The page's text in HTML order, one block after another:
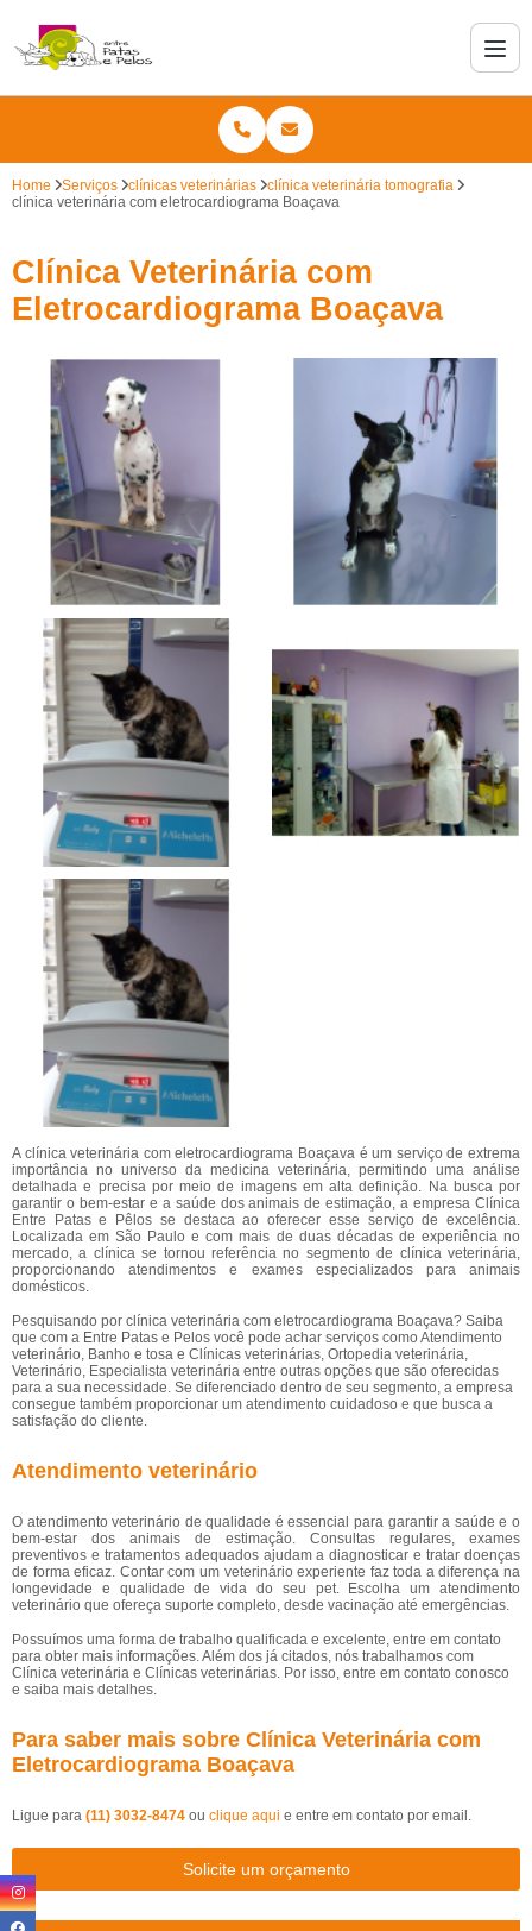
Home Serviços clínicas veterinárias
clínica veterinária tomografia
clínica veterinária com eletrocardiograma Boaçava
Clínica Veterinária com
Eletrocardiograma Boaçava
A clínica veterinária com eletrocardiograma Boaçava é um serviço de extrema
importância no universo da medicina veterinária, permitindo uma análise
detalhada e precisa por meio de imagens em alta definição. Na busca por
garantir o bem-estar e a saúde dos animais de estimação, a empresa Clínica
Entre Patas e Pêlos se destaca ao oferecer esse serviço de excelência.
Localizada em São Paulo e com mais de duas décadas de experiência no
mercado, a clínica se tornou referência no segmento de clínica veterinária,
proporcionando atendimentos e exames especializados para animais
domésticos.
Pesquisando por clínica veterinária com eletrocardiograma Boaçava? Saiba
que com a Entre Patas e Pelos você pode achar serviços como Atendimento
veterinário, Banho e tosa e Clínicas veterinárias, Ortopedia veterinária,
Veterinário, Especialista veterinária entre outras opções que são oferecidas
para a sua necessidade. Se diferenciado dentro de seu segmento, a empresa
consegue também proporcionar um atendimento cuidadoso e que busca a
satisfação do cliente.
Atendimento veterinário
O atendimento veterinário de qualidade é essencial para garantir a saúde e o
bem-estar dos animais de estimação. Consultas regulares, exames
preventivos e tratamentos adequados ajudam a diagnosticar e tratar doenças
de forma eficaz. Contar com um veterinário experiente faz toda a diferença na
longevidade e qualidade de vida do seu pet. Escolha um atendimento
veterinário que ofereça suporte completo, desde vacinação até emergências.
Possuímos uma forma de trabalho qualificada e excelente, entre em contato
para obter mais informações. Além dos já citados, nós trabalhamos com
Clínica veterinária e Clínicas veterinárias. Por isso, entre em contato conosco
e saiba mais detalhes.
Para saber mais sobre Clínica Veterinária com
Eletrocardiograma Boaçava
Ligue para (11) 3032-8474 ou clique aqui e entre em contato por email.
Solicite um orçamento